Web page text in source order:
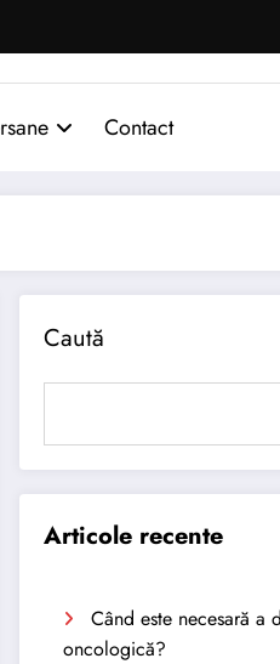
Contact
Caută
Articole recente
Când este necesară
oncologică?